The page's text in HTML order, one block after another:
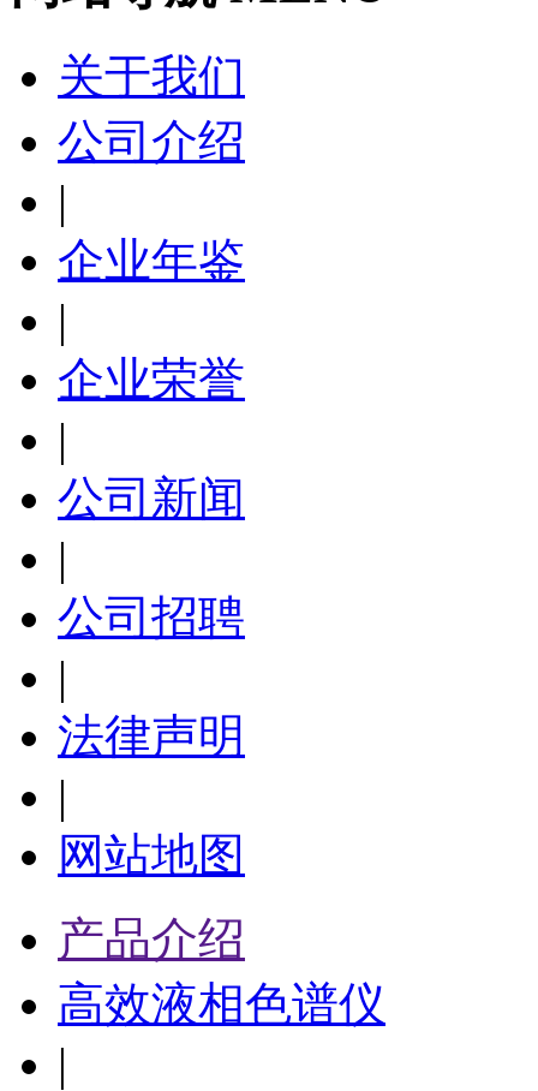
关于我们
公司介绍
|
企业年鉴
|
企业荣誉
|
公司新闻
|
公司招聘
|
法律声明
|
网站地图
产品介绍
高效液相色谱仪
|